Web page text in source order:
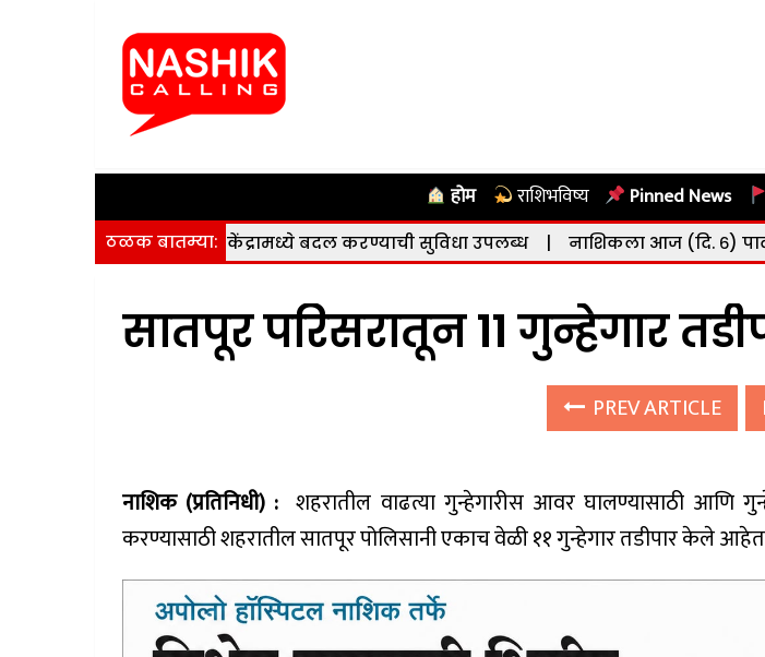
होम राशिभविष्य Pinned News
ठळक बातम्या:
करणे व केंद्रामध्ये बदल करण्याची सुविधा उपलब्ध | नाशिकला आज (दि. ६) पावसाचा ‘यलो
सातपूर परिसरातून ११ गुन्हेगार
PREV ARTICLE
नाशिक (प्रतिनिधी) : शहरातील वाढत्या गुन्हेगारीस आवर घालण्यासाठी आणि
करण्यासाठी शहरातील सातपूर पोलिसानी एकाच वेळी ११ गुन्हेगार तडीपार केले